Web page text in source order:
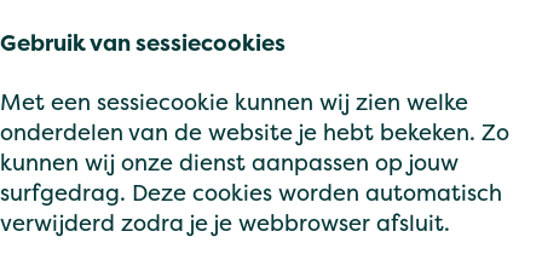
Gebruik van sessiecookies
Met een sessiecookie kunnen wij zien welke
onderdelen van de website je hebt bekeken. Zo
kunnen wij onze dienst aanpassen op jouw
surfgedrag. Deze cookies worden automatisch
verwijderd zodra je je webbrowser afsluit.